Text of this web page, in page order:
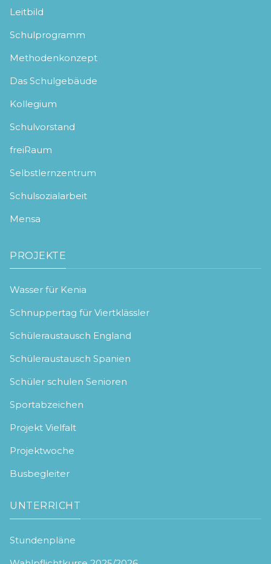
Leitbild
Schulprogramm
Methodenkonzept
Das Schulgebäude
Kollegium
Schulvorstand
freiRaum
Selbstlernzentrum
Schulsozialarbeit
Mensa
PROJEKTE
Wasser für Kenia
Schnuppertag für Viertklässler
Schüleraustausch England
Schüleraustausch Spanien
Schüler schulen Senioren
Sportabzeichen
Projekt Vielfalt
Projektwoche
Busbegleiter
UNTERRICHT
Stundenpläne